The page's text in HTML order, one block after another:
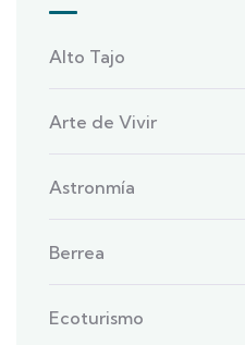
Alto Tajo
Arte de Vivir
Astronmía
Berrea
Ecoturismo